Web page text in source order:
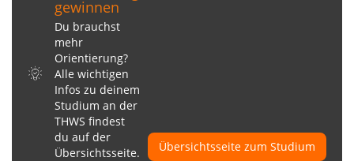
gewinnen
Du brauchst
mehr
Orientierung?
Alle wichtigen
Infos zu deinem
Studium an der
THWS findest
du auf der
Übersichtsseite.
Übersichtsseite zum Studium